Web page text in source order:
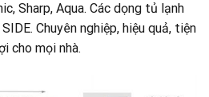
Sharp, Aqua. Các dọng tủ lạnh
Chuyên nghiệp, hiệu quả, tiện
cho mọi nhà.